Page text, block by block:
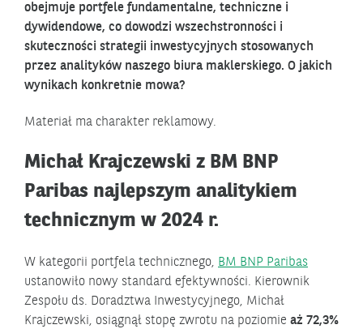
obejmuje portfele fundamentalne, techniczne i
dywidendowe, co dowodzi wszechstronności i
skuteczności strategii inwestycyjnych stosowanych
przez analityków naszego biura maklerskiego. O jakich
wynikach konkretnie mowa?
Materiał ma charakter reklamowy.
Michał Krajczewski z BM BNP
Paribas najlepszym analitykiem
technicznym w 2024 r.
W kategorii portfela technicznego, BM BNP Paribas
ustanowiło nowy standard efektywności. Kierownik
Zespołu ds. Doradztwa Inwestycyjnego, Michał
Krajczewski, osiągnął stopę zwrotu na poziomie aż 72,3%